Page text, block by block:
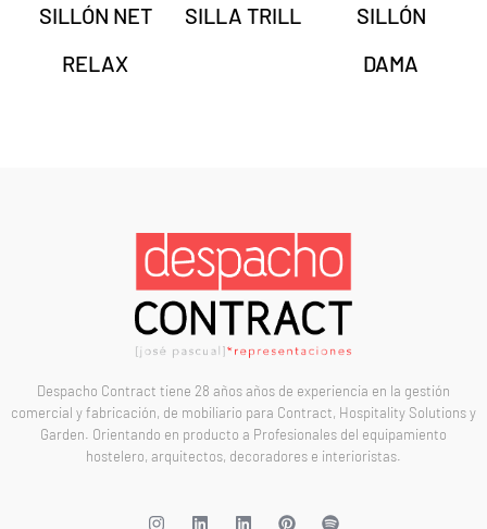
SILLÓN NET
RELAX
SILLA TRILL
SILLÓN
DAMA
Despacho Contract tiene 28 años años de experiencia en la gestión
comercial y fabricación, de mobiliario para Contract, Hospitality Solutions y
Garden. Orientando en producto a Profesionales del equipamiento
hostelero, arquitectos, decoradores e interioristas.